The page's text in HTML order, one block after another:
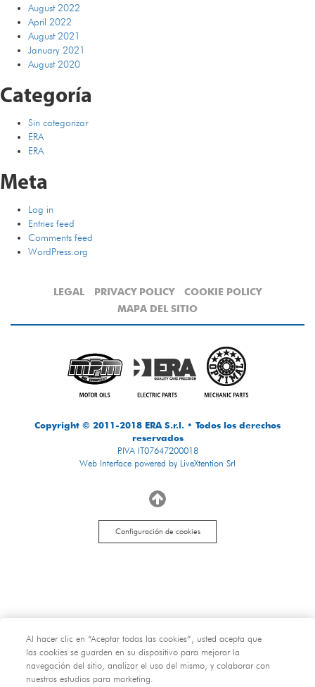
August 2022
April 2022
August 2021
January 2021
August 2020
Categoría
Sin categorizar
ERA
ERA
Meta
Log in
Entries feed
Comments feed
WordPress.org
LEGAL PRIVACY POLICY
COOKIE POLICY
MAPA DEL SITIO
Copyright © 2011-2018 ERA S.r.l. • Todos los derechos
reservados
P.IVA IT07647200018
Web Interface powered by LiveXtention Srl
Configuración de cookies
Al hacer clic en “Aceptar todas las cookies”, usted acepta que
las cookies se guarden en su dispositivo para mejorar la
navegación del sitio, analizar el uso del mismo, y colaborar con
nuestros estudios para marketing.